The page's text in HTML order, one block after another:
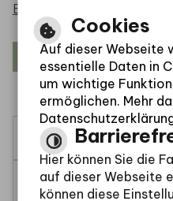
E-Mail schreiben
Öffnungszeiten
Leichte
Cookies
Auf dieser Webseite
essentielle Daten in
um wichtige
ermöglichen. Mehr
Hier können Sie die
auf dieser Webseite
können diese